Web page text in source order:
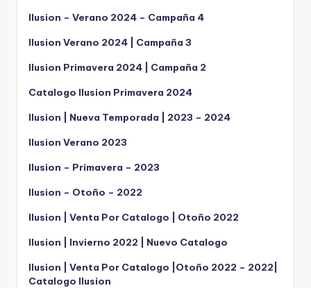
Ilusion – Verano 2024 – Campaña 4
Ilusion Verano 2024 | Campaña 3
Ilusion Primavera 2024 | Campaña 2
Catalogo Ilusion Primavera 2024
Ilusion | Nueva Temporada | 2023 – 2024
Ilusion Verano 2023
Ilusion – Primavera – 2023
Ilusion – Otoño – 2022
Ilusion | Venta Por Catalogo | Otoño 2022
Ilusion | Invierno 2022 | Nuevo Catalogo
Ilusion | Venta Por Catalogo |Otoño 2022 – 2022|
Catalogo Ilusion